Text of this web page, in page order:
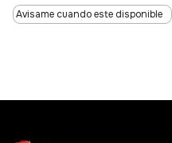
Avisame cuando este disponible